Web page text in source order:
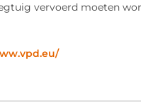
vervoerd moeten